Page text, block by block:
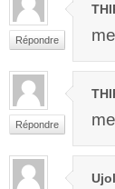
Répondre
Répondre